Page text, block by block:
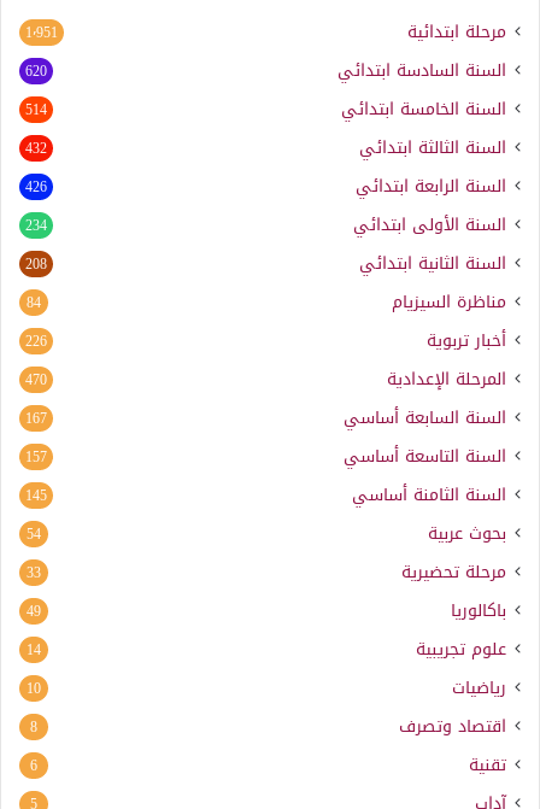
مرحلة ابتدائية 1٬951
السنة السادسة ابتدائي 620
السنة الخامسة ابتدائي 514
السنة الثالثة ابتدائي 432
السنة الرابعة ابتدائي 426
السنة الأولى ابتدائي 234
السنة الثانية ابتدائي 208
مناظرة السيزيام 84
أخبار تربوية 226
المرحلة الإعدادية 470
السنة السابعة أساسي 167
السنة التاسعة أساسي 157
السنة الثامنة أساسي 145
بحوث عربية 54
مرحلة تحضيرية 33
باكالوريا 49
علوم تجريبية 14
رياضيات 10
اقتصاد وتصرف 8
تقنية 6